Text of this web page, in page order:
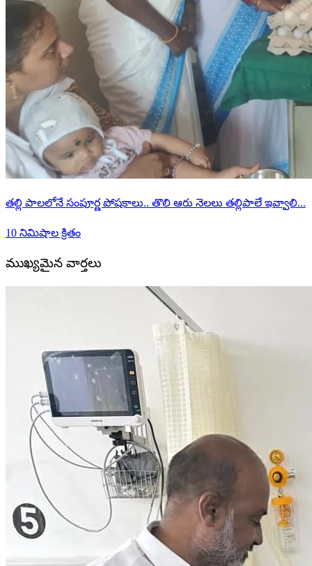
తల్లి పాలలోనే సంపూర్ణ పోషకాలు.. తొలి ఆరు నెలలు తల్లిపాలే ఇవ్వాలి...
10 నిమిషాల క్రితం
ముఖ్యమైన వార్తలు